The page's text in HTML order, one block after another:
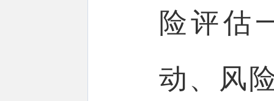
险评估
动、风